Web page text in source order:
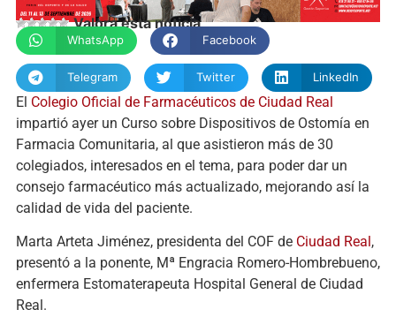
Valora esta noticia
WhatsApp Facebook
Telegram Twitter LinkedIn
El Colegio Oficial de Farmacéuticos de Ciudad Real
impartió ayer un Curso sobre Dispositivos de Ostomía en
Farmacia Comunitaria, al que asistieron más de 30
colegiados, interesados en el tema, para poder dar un
consejo farmacéutico más actualizado, mejorando así la
calidad de vida del paciente.
Marta Arteta Jiménez, presidenta del COF de Ciudad Real ,
presentó a la ponente, Mª Engracia Romero-Hombrebueno,
enfermera Estomaterapeuta Hospital General de Ciudad
Real.